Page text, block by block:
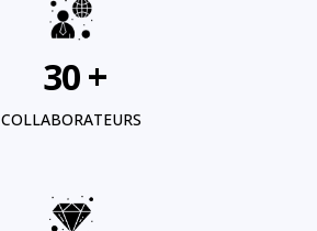
30+
COLLABORATEURS